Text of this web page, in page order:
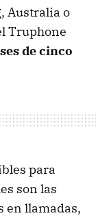
Australia o
Truphone
de cinco
para
son las
en llamadas,